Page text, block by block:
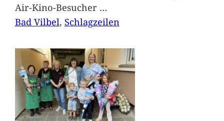
Air-Kino-Besucher …
Bad Vilbel, Schlagzeilen